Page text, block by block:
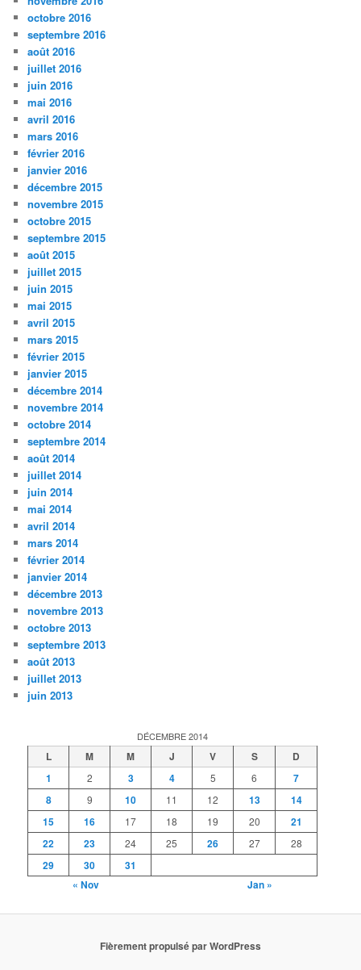
octobre 2016
septembre 2016
août 2016
juillet 2016
juin 2016
mai 2016
avril 2016
mars 2016
février 2016
janvier 2016
décembre 2015
novembre 2015
octobre 2015
septembre 2015
août 2015
juillet 2015
juin 2015
mai 2015
avril 2015
mars 2015
février 2015
janvier 2015
décembre 2014
novembre 2014
octobre 2014
septembre 2014
août 2014
juillet 2014
juin 2014
mai 2014
avril 2014
mars 2014
février 2014
janvier 2014
décembre 2013
novembre 2013
octobre 2013
septembre 2013
août 2013
juillet 2013
juin 2013
DÉCEMBRE 2014
L M M J V S
D
1
2 3 4 5 6
7
8
9 10 11 12 13
14
15
16 17 18 19 20
21
22
23 24 25 26 27 28
29 30
31
« Nov
Jan »
Fièrement propulsé par WordPress